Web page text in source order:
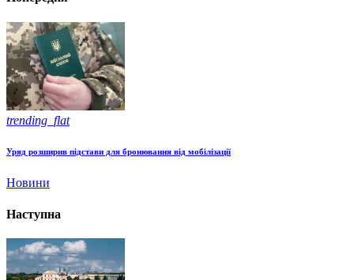
trending_flat
Уряд розширив підстави для бронювання від мобілізації
Новини
Наступна